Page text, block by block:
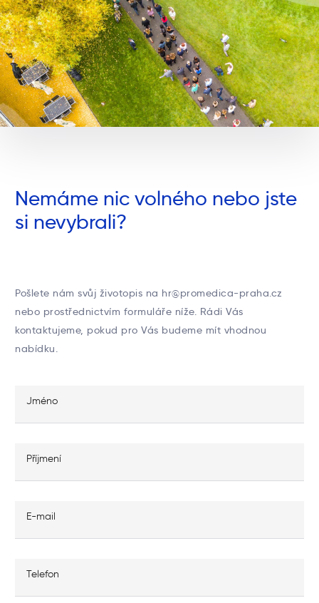
Nemáme nic volného nebo jste
si nevybrali?
Pošlete nám svůj životopis na hr@promedica-praha.cz
nebo prostřednictvím formuláře níže. Rádi Vás
kontaktujeme, pokud pro Vás budeme mít vhodnou
nabídku.
Jméno
Příjmení
E-mail
Telefon